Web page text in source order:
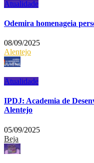
Atualidade
Odemira homenageia
08/09/2025
Alentejo
Atualidade
IPDJ: Academia de
Alentejo
05/09/2025
Beja